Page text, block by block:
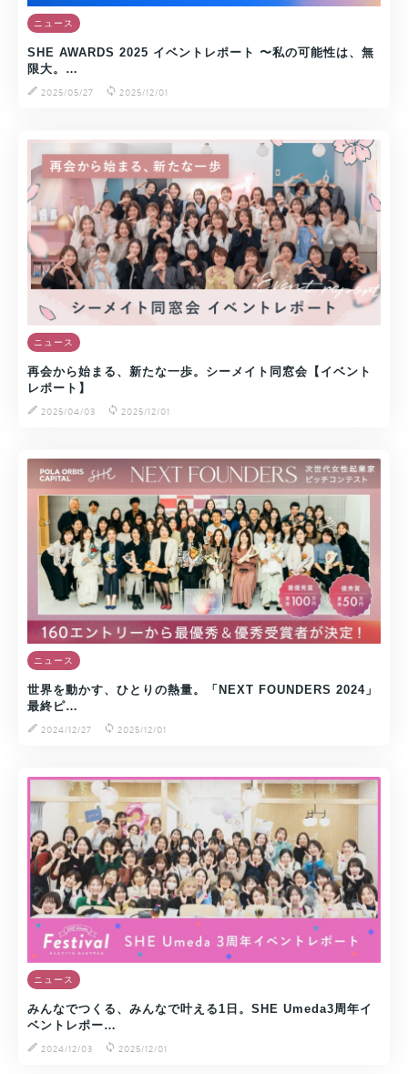
ニュース
SHE AWARDS 2025 イベントレポート 〜私の可能性は、無
限大。…
2025/05/27
2025/12/01
ニュース
再会から始まる、新たな一歩。シーメイト同窓会【イベント
レポート】
2025/04/03
2025/12/01
ニュース
世界を動かす、ひとりの熱量。「NEXT FOUNDERS 2024」
最終ピ…
2024/12/27
2025/12/01
ニュース
みんなでつくる、みんなで叶える1日。SHE Umeda3周年イ
ベントレポー…
2024/12/03
2025/12/01